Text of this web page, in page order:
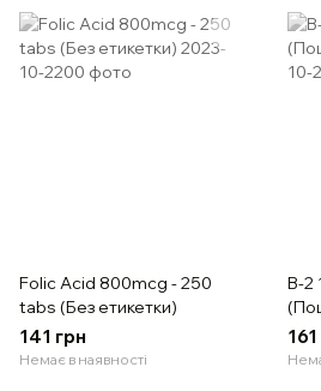
Folic Acid 800mcg - 250
tabs (Без етикетки)
141 грн
Немає в наявності
B-2